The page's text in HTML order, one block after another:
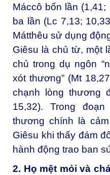
Máccô bốn lần
ba lần (Lc 7,13;
Mátthêu sử dụng
Giêsu là chủ từ, một
chủ trong dụ ngôn
xót thương” (Mt
chạnh lòng thương
15,32). Trong
thương chính là
Giêsu khi thấy đám
hành động trao ban
2. Họ mệt mỏi và